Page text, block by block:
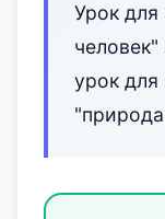
Урок для
урок для